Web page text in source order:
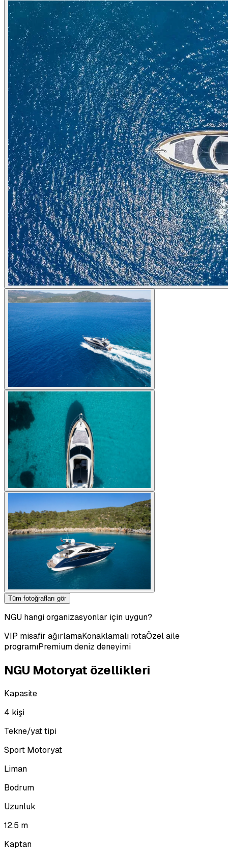
Tüm fotoğrafları gör
NGU hangi organizasyonlar için uygun?
VIP misafir ağırlamaKonaklamalı rotaÖzel aile
programıPremium deniz deneyimi
NGU Motoryat özellikleri
Kapasite
4 kişi
Tekne/yat tipi
Sport Motoryat
Liman
Bodrum
Uzunluk
12.5 m
Kaptan